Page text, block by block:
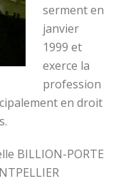
serment en
janvier
1999 et
exerce la
profession
en droit
BILLION-PORTE